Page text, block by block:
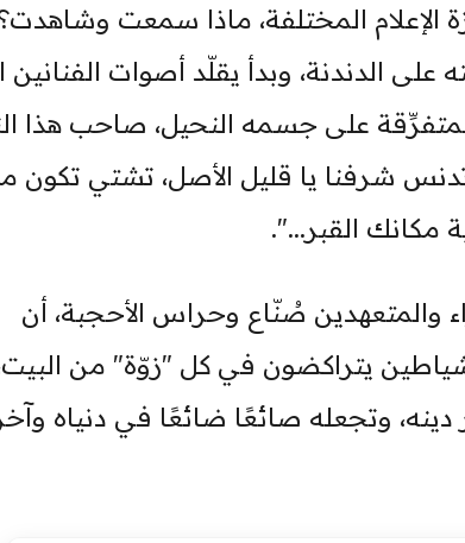
الإعلام المختلفة، ماذا سمعت
الدندنة، وبدأ يقلّد أصوات الفنانين
على جسمه النحيل، صاحب هذا
شرفنا يا قليل الأصل، تشتي تكون
مكانك القبر...".
صُنّاع وحراس الأحجبة، أن
يتراكضون في كل "زوّة" من
وتجعله صائعًا ضائعًا في دنياه